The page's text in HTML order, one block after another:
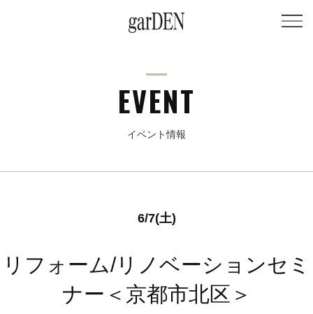
EVENT
イベント情報
6/7(土)
リフォーム/リノベーションセミ
ナー＜京都市北区＞